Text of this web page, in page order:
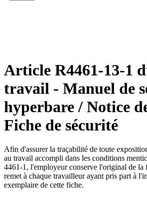
Article R4461-13-1
travail - Manuel de
hyperbare / Notice
Fiche de sécurité
Afin d'assurer la traçabilité de toute
au travail accompli dans les conditions
4461-1, l'employeur conserve l'original de la
remet à chaque travailleur ayant pris part à
exemplaire de cette fiche.